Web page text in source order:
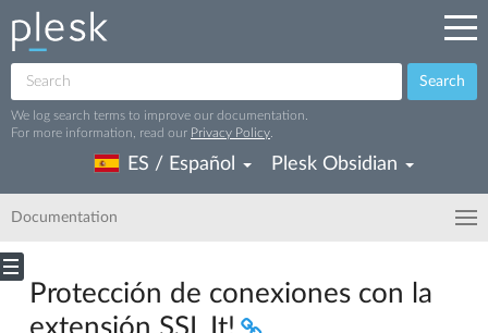
Search
We log search terms to improve our documentation.
For more information, read our Privacy Policy
ES / Español Plesk Obsidian
Documentation
Protección de conexiones con la